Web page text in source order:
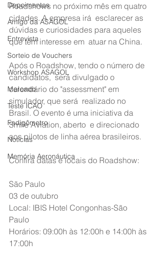
Depoimentos
Amigo da ASAGOL
Entrevista
Sorteio de Vouchers
Workshop ASAGOL
Mercado
Teste ICAO
Fadigômetro
Notícias
Memória Aeronáutica
Roadshows no próximo mês em quatro
cidades. A empresa irá  esclarecer as
dúvidas e curiosidades para aqueles
que têm interesse em  atuar na China.
Após o Roadshow, tendo o número de
candidatos,  será divulgado o
calendário do "assessment" em
simulador, que será  realizado no
Brasil. O evento é uma iniciativa da
Smile Aviation, aberto  e direcionado
aos pilotos de linha aérea brasileiros.
Confira datas e locais do Roadshow:
São Paulo
03 de outubro
Local: IBIS Hotel Congonhas-São
Paulo
Horários: 09:00h às 12:00h e 14:00h às
17:00h